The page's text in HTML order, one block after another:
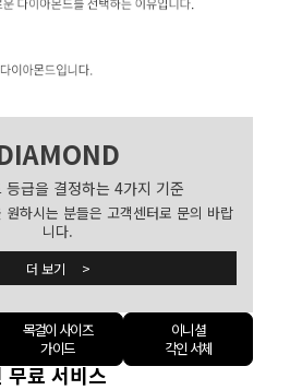
등급을 결정하는 4가지 기준
하시는 분들은 고객센터로 문의 바랍
니다.
더 보기 >
목걸이 사이즈
가이드
이니셜
각인 서체
무료 서비스